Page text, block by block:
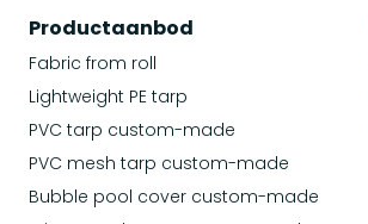
Productaanbod
Fabric from roll
Lightweight PE tarp
PVC tarp custom-made
PVC mesh tarp custom-made
Bubble pool cover custom-made